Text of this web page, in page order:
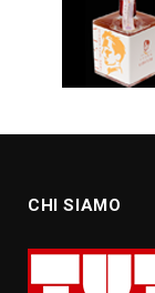
CHI SIAMO